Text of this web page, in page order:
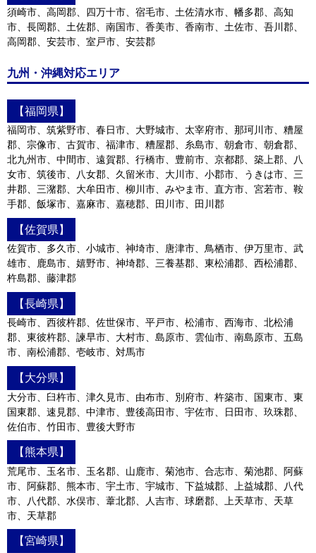
須崎市、高岡郡、四万十市、宿毛市、土佐清水市、幡多郡、高知
市、長岡郡、土佐郡、南国市、香美市、香南市、土佐市、吾川郡、
高岡郡、安芸市、室戸市、安芸郡
九州・沖縄対応エリア
【福岡県】
福岡市、筑紫野市、春日市、大野城市、太宰府市、那珂川市、糟屋
郡、宗像市、古賀市、福津市、糟屋郡、糸島市、朝倉市、朝倉郡、
北九州市、中間市、遠賀郡、行橋市、豊前市、京都郡、築上郡、八
女市、筑後市、八女郡、久留米市、大川市、小郡市、うきは市、三
井郡、三潴郡、大牟田市、柳川市、みやま市、直方市、宮若市、鞍
手郡、飯塚市、嘉麻市、嘉穂郡、田川市、田川郡
【佐賀県】
佐賀市、多久市、小城市、神埼市、唐津市、鳥栖市、伊万里市、武
雄市、鹿島市、嬉野市、神埼郡、三養基郡、東松浦郡、西松浦郡、
杵島郡、藤津郡
【長崎県】
長崎市、西彼杵郡、佐世保市、平戸市、松浦市、西海市、北松浦
郡、東彼杵郡、諫早市、大村市、島原市、雲仙市、南島原市、五島
市、南松浦郡、壱岐市、対馬市
【大分県】
大分市、臼杵市、津久見市、由布市、別府市、杵築市、国東市、東
国東郡、速見郡、中津市、豊後高田市、宇佐市、日田市、玖珠郡、
佐伯市、竹田市、豊後大野市
【熊本県】
荒尾市、玉名市、玉名郡、山鹿市、菊池市、合志市、菊池郡、阿蘇
市、阿蘇郡、熊本市、宇土市、宇城市、下益城郡、上益城郡、八代
市、八代郡、水俣市、葦北郡、人吉市、球磨郡、上天草市、天草
市、天草郡
【宮崎県】